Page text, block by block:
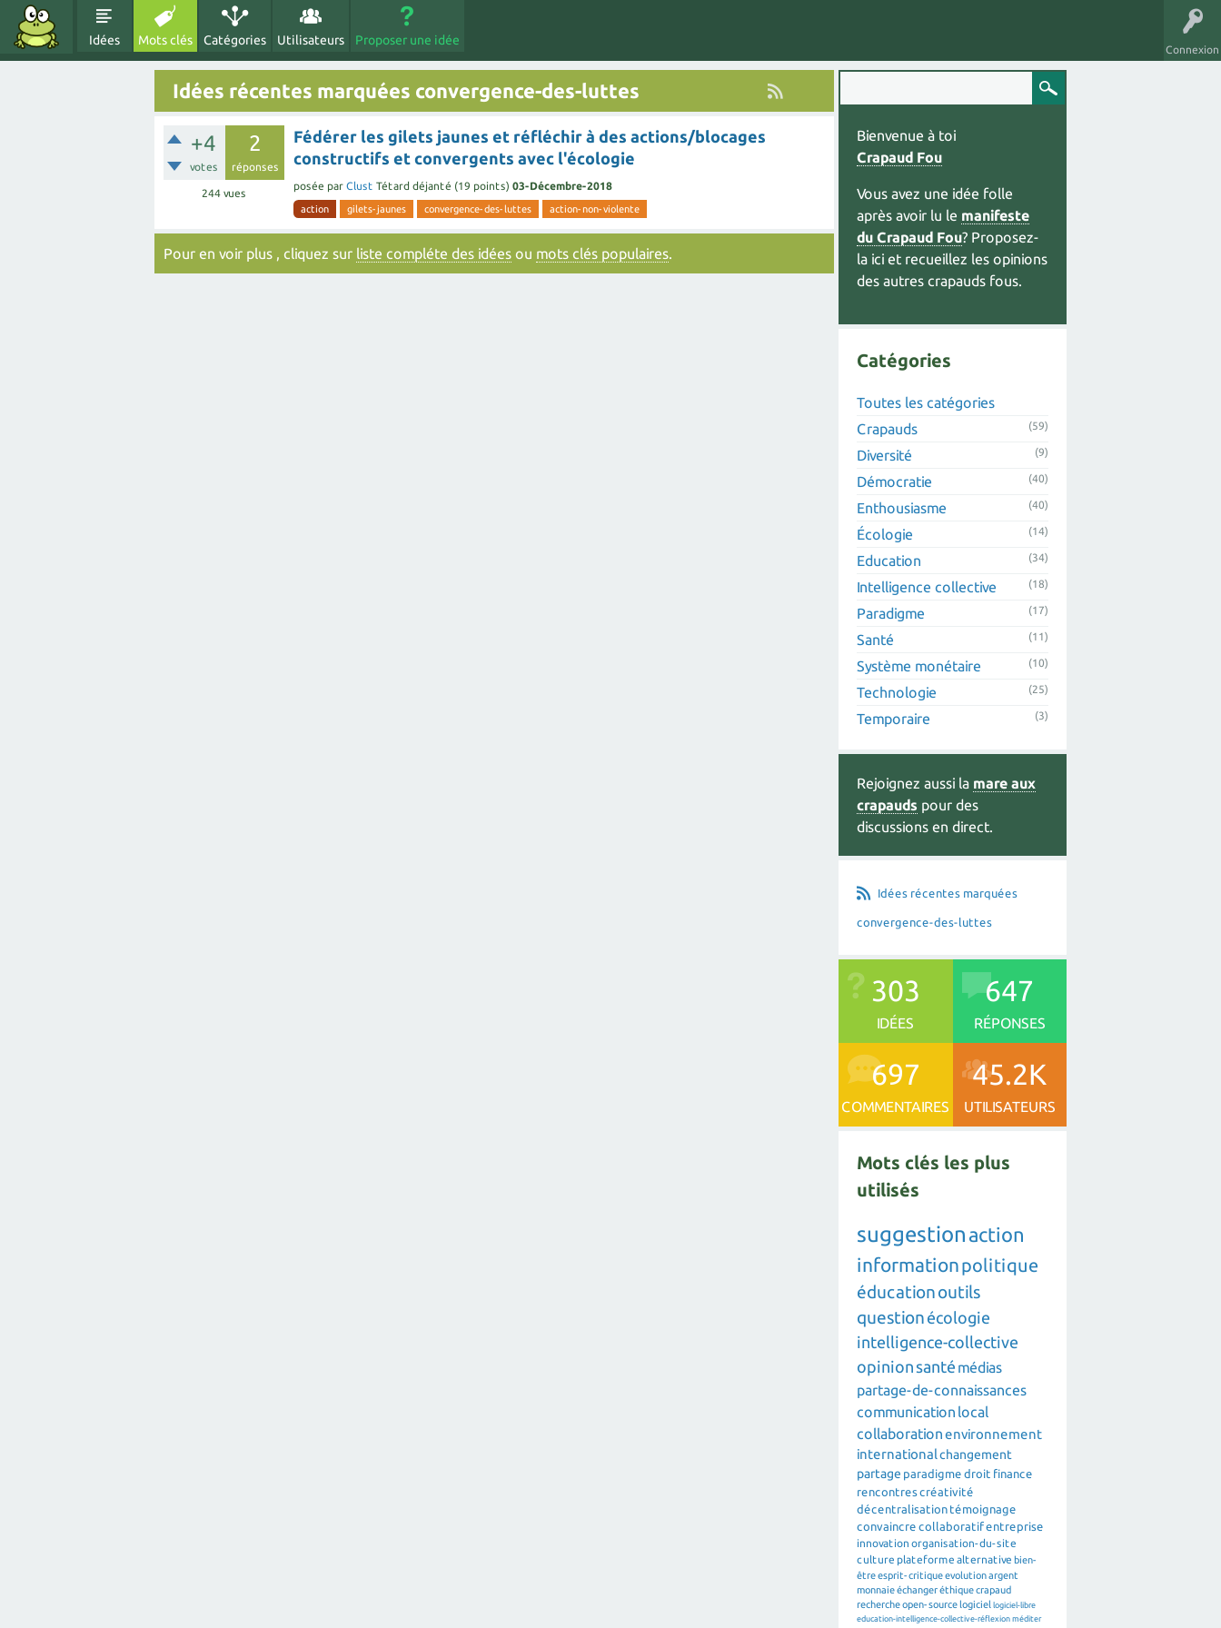
Connexion
Idées Mots clés Catégories Utilisateurs Proposer une idée
Idées récentes marquées convergence-des-luttes
+4
votes
2
réponses
244 vues
Fédérer les gilets jaunes et réfléchir à des actions/blocages
constructifs et convergents avec l'écologie
posée par Clust Tétard déjanté (19 points) 03-Décembre-2018
action gilets-jaunes convergence-des-luttes action-non-violente
Pour en voir plus , cliquez sur liste compléte des idées ou mots clés populaires.
Bienvenue à toi
Crapaud Fou
Vous avez une idée folle
après avoir lu le manifeste
du Crapaud Fou? Proposez-
la ici et recueillez les opinions
des autres crapauds fous.
Catégories
Toutes les catégories
Crapauds
(59)
Diversité (9)
Démocratie (40)
Enthousiasme (40)
Écologie (14)
Education (34)
Intelligence collective (18)
Paradigme (17)
Santé (11)
Système monétaire (10)
Technologie (25)
Temporaire (3)
Rejoignez aussi la mare aux
crapauds pour des
discussions en direct.
Idées récentes marquées
convergence-des-luttes
303
IDÉES
647
RÉPONSES
697
COMMENTAIRES
45.2K
UTILISATEURS
Mots clés les plus
utilisés
suggestion action
informationpolitique
éducationoutils
question écologie
intelligence-collective
opinion santé médias
partage-de-connaissances
communication local
collaborationenvironnement
internationalchangement
partage paradigme droit finance
rencontrescréativité
décentralisation témoignage
convaincre collaboratifentreprise
innovation organisation-du-site
culture plateforme alternative bien-
êtreesprit-critiqueevolutionargent
monnaieéchangeréthiquecrapaud
rechercheopen-source logiciel logiciel-libre
education-intelligence-collective-réflexion méditer